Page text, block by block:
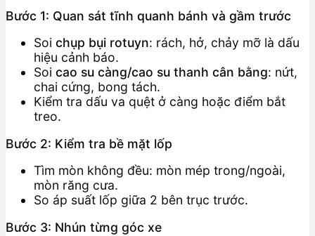
Bước 1: Quan sát tĩnh quanh bánh và gầm trước
Soi chụp bụi rotuyn: rách, hở, chảy mỡ là dấu
hiệu cảnh báo.
Soi cao su càng/cao su thanh cân bằng: nứt,
chai cứng, bong tách.
Kiểm tra dấu va quệt ở càng hoặc điểm bắt
treo.
Bước 2: Kiểm tra bề mặt lốp
Tìm mòn không đều: mòn mép trong/ngoài,
mòn răng cưa.
So áp suất lốp giữa 2 bên trục trước.
Bước 3: Nhún từng góc xe